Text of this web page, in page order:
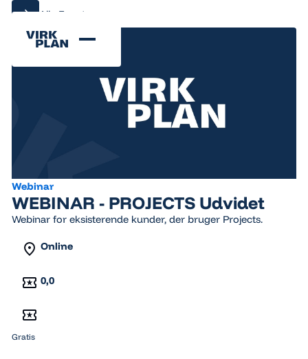
Alle Events
Alle Events
Webinar
WEBINAR - PROJECTS Udvidet
Webinar for eksisterende kunder, der bruger Projects.
Online
0,0
Gratis